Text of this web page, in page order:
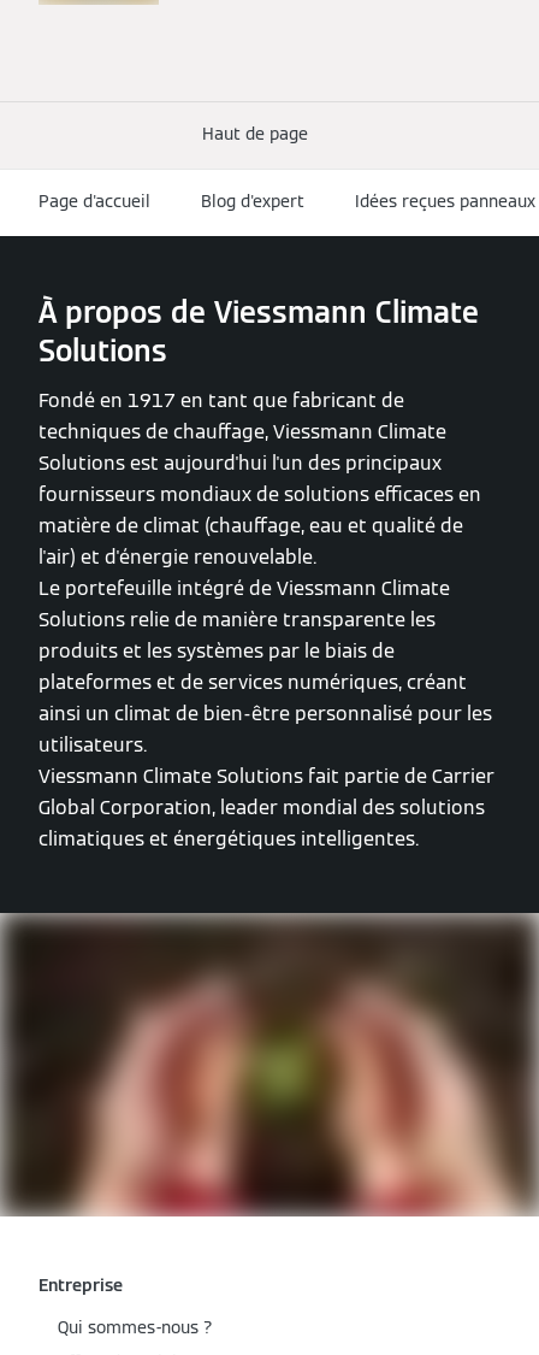
Haut de page
Page d'accueil Blog d'expert Idées reçues
À propos de Viessmann Climate
Solutions
Fondé en 1917 en tant que fabricant de
techniques de chauffage, Viessmann Climate
Solutions est aujourd'hui l'un des principaux
fournisseurs mondiaux de solutions efficaces en
matière de climat (chauffage, eau et qualité de
l'air) et d'énergie renouvelable.
Le portefeuille intégré de Viessmann Climate
Solutions relie de manière transparente les
produits et les systèmes par le biais de
plateformes et de services numériques, créant
ainsi un climat de bien-être personnalisé pour les
utilisateurs.
Viessmann Climate Solutions fait partie de Carrier
Global Corporation, leader mondial des solutions
climatiques et énergétiques intelligentes.
Entreprise
Qui sommes-nous ?